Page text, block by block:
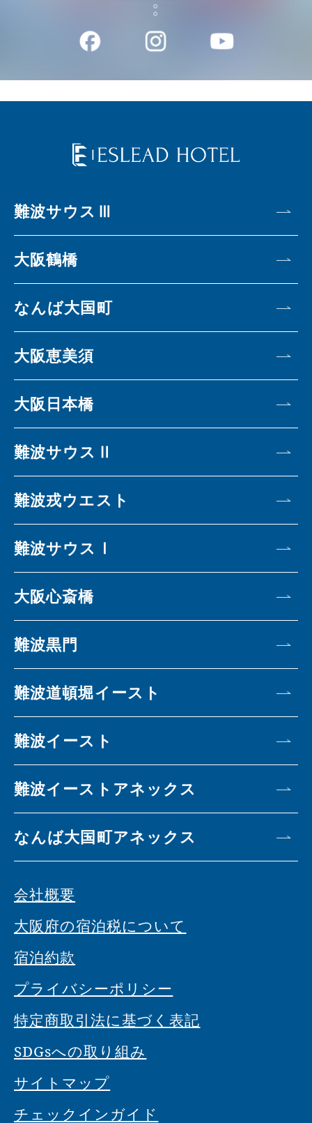
難波サウスⅢ
大阪鶴橋
なんば大国町
大阪恵美須
大阪日本橋
難波サウスⅡ
難波戎ウエスト
難波サウスⅠ
大阪心斎橋
難波黒門
難波道頓堀イースト
難波イースト
難波イーストアネックス
なんば大国町アネックス
会社概要
大阪府の宿泊税について
宿泊約款
プライバシーポリシー
特定商取引法に基づく表記
SDGsへの取り組み
サイトマップ
チェックインガイド